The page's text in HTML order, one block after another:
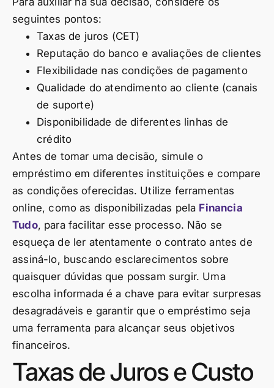
seguintes pontos:
Taxas de juros (CET)
Reputação do banco e avaliações de clientes
Flexibilidade nas condições de pagamento
Qualidade do atendimento ao cliente (canais
de suporte)
Disponibilidade de diferentes linhas de
crédito
Antes de tomar uma decisão, simule o
empréstimo em diferentes instituições e compare
as condições oferecidas. Utilize ferramentas
online, como as disponibilizadas pela Financia
Tudo, para facilitar esse processo. Não se
esqueça de ler atentamente o contrato antes de
assiná-lo, buscando esclarecimentos sobre
quaisquer dúvidas que possam surgir. Uma
escolha informada é a chave para evitar surpresas
desagradáveis e garantir que o empréstimo seja
uma ferramenta para alcançar seus objetivos
financeiros.
Taxas de Juros e Custo